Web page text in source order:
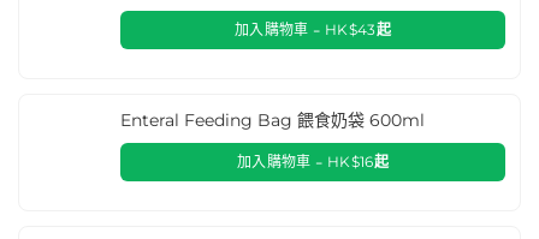
加入購物車 - HK$43起
Enteral Feeding Bag 餵食奶袋 600ml
加入購物車 - HK$16起